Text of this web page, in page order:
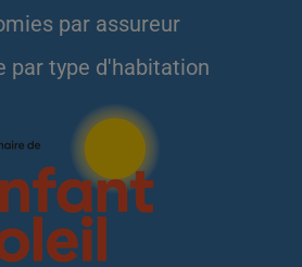
par assureur
par type d'habitation